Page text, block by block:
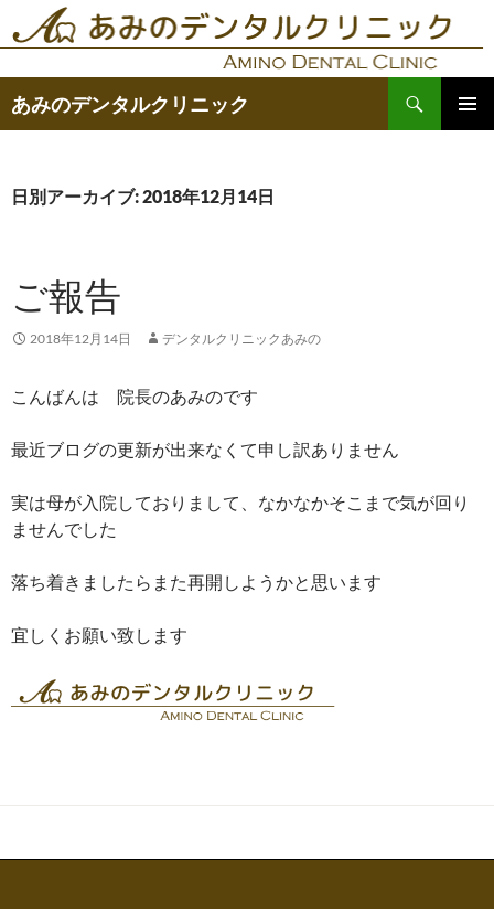
ン
ツ
キ
あみのデンタルクリニック
索
日別アーカイブ: 2018年12月14日
ご報告
2018年12月14日 デンタルクリニックあみの
こんばんは 院長のあみのです
最近ブログの更新が出来なくて申し訳ありません
実は母が入院しておりまして、なかなかそこまで気が回り
ませんでした
落ち着きましたらまた再開しようかと思います
宜しくお願い致します